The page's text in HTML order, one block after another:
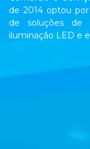
de 2014 optou
de soluções de
iluminação LED e